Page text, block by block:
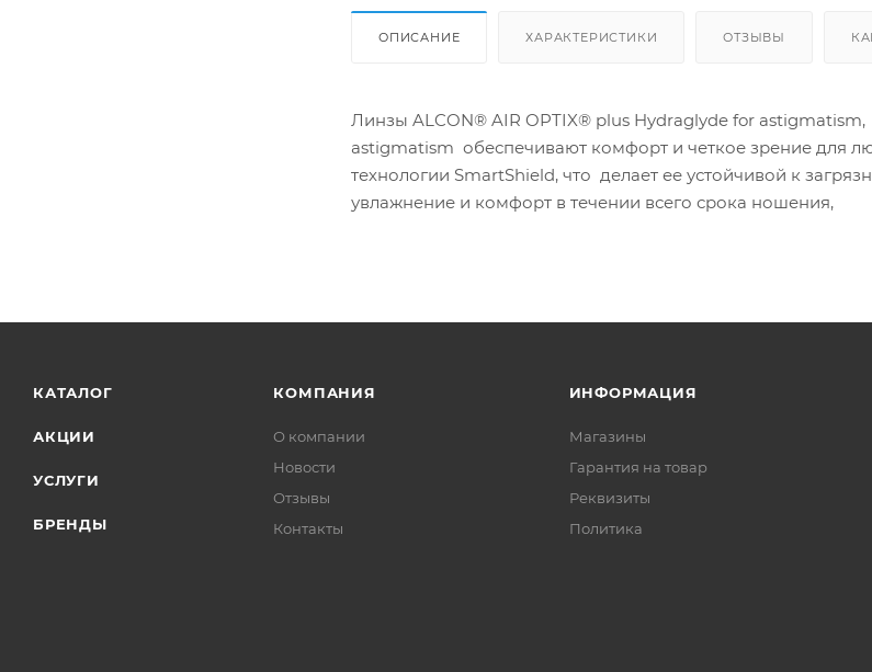
ОПИСАНИЕ ХАРАКТЕРИСТИКИ ОТЗЫВЫ
Линзы ALCON® AIR OPTIX® plus Hydraglyde for
astigmatism обеспечивают комфорт и четкое зрение для
технологии SmartShield, что делает ее устойчивой к
увлажнение и комфорт в течении всего срока ношения,
КАТАЛОГ
АКЦИИ
УСЛУГИ
БРЕНДЫ
КОМПАНИЯ
О компании
Новости
Отзывы
Контакты
ИНФОРМАЦИЯ
Магазины
Гарантия на товар
Реквизиты
Политика